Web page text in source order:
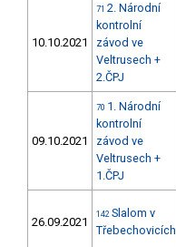
10.10.2021
71 2. Národní
kontrolní
závod ve
Veltrusech +
2.ČPJ
09.10.2021
70 1. Národní
kontrolní
závod ve
Veltrusech +
1.ČPJ
26.09.2021
142 Slalom v
Třebechovicích